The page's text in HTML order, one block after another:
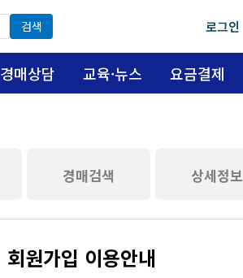
검색 로그인
경매상담 교육·뉴스 요금결제
경매검색 상세정보
회원가입 이용안내